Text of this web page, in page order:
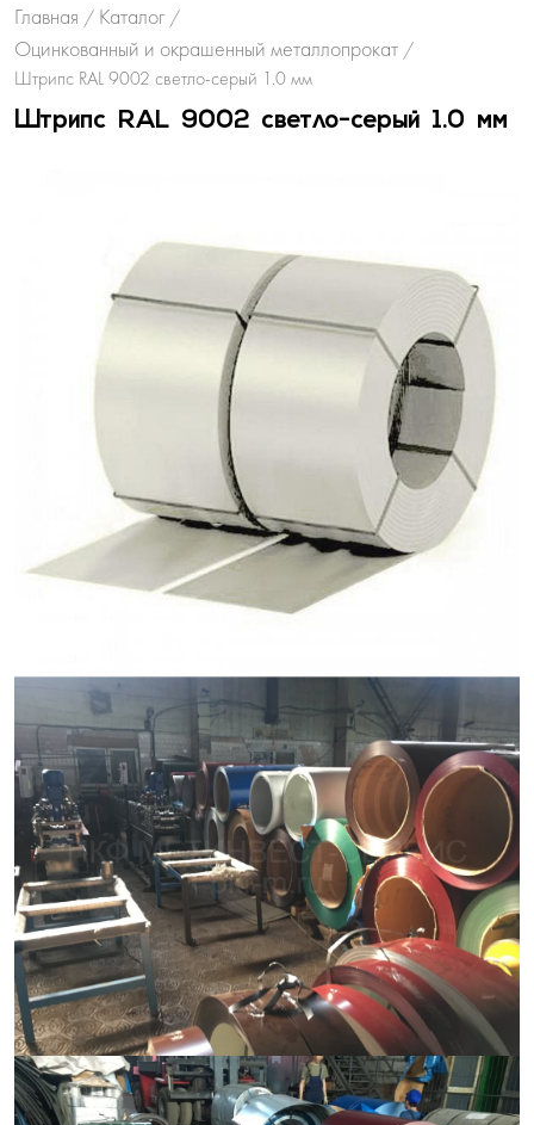
Главная / Каталог /
Оцинкованный и окрашенный металлопрокат /
Штрипс RAL 9002 светло-серый 1.0 мм
Штрипс RAL 9002 светло-серый 1.0 мм